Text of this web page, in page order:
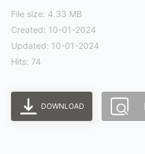
File size: 4.33 MB
Created: 10-01-2024
Updated: 10-01-2024
Hits: 74
DOWNLOAD